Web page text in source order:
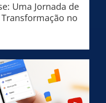
Uma Jornada de
no